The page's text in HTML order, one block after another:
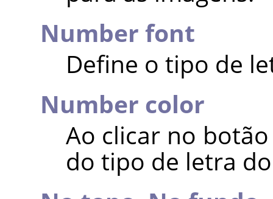
Number font
Define o tipo de
Number color
Ao clicar no
do tipo de letra